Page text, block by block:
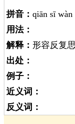
拼音： qiān sī wàn
用法：
解释： 形容反复
出处：
例子：
近义词：
反义词：